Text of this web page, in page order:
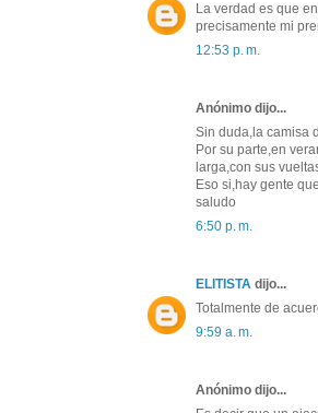
La verdad es que
precisamente mi
12:53 p. m.
Anónimo dijo...
Sin duda,la camisa
Por su parte,en
larga,con sus
Eso si,hay gente
saludo
6:50 p. m.
ELITISTA dijo...
Totalmente de
9:59 a. m.
Anónimo dijo...